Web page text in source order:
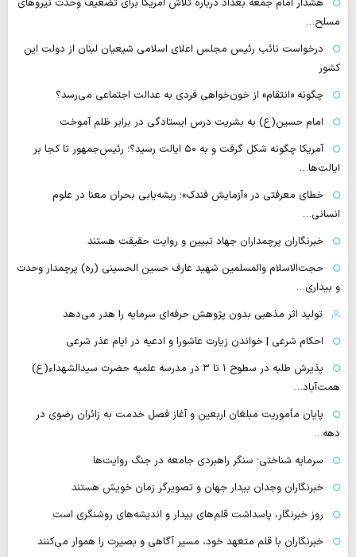
هشدار امام جمعه بغداد درباره تلاش آمریکا برای تضعیف وحدت نیروهای
مسلح…
درخواست نائب رئیس مجلس اعلای اسلامی شیعیان لبنان از دولت این
کشور
چگونه «انتقام» از خون‌خواهی فردی به عدالت اجتماعی می‌رسد؟
امام حسین(ع) به بشریت درس ایستادگی در برابر ظلم آموخت
آمریکا چگونه شکل گرفت و به ۵۰ ایالت رسید؟؛ رئیس‌جمهور تا کجا بر
ایالت‌ها…
خطای معرفتی در «آزمایش فندک»؛ ریشه‌یابی بحران معنا در علوم
انسانی…
خبرنگاران پرچمداران جهاد تبیین و روایت حقیقت هستند
حجت‌الاسلام والمسلمین شهید عارف حسین الحسینی (ره) پرچمدار وحدت
و بیداری…
تولید اثر مذهبی بدون پژوهش حرفه‌ای سرمایه را هدر می‌دهد
احکام شرعی | خواندن زیارت عاشورا و ادعیه در ایام عذر شرعی
پذیرش طلبه در سطوح ۱ تا ۳ در مدرسه علمیه حضرت سیدالشهداء(ع)
همت‌آباد…
پایان مأموریت مبلغان اربعین و آغاز فصل خدمت به زائران رضوی در
دهه…
سرمایه شناختی؛ سنگر راهبردی جامعه در جنگ روایت‌ها
خبرنگاران وجدان بیدار جهان و تصویرگر زمان خویش هستند
روز خبرنگار، پاسداشت قلم‌های بیدار و اندیشه‌های روشنگری است
خبرنگاران با قلم متعهد خود، مسیر آگاهی و بصیرت را هموار می‌کنند